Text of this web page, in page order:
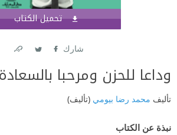
تحميل الكتاب
شارك
تأليف محمد رضا بيومي (تأليف)
نبذة عن الكتاب